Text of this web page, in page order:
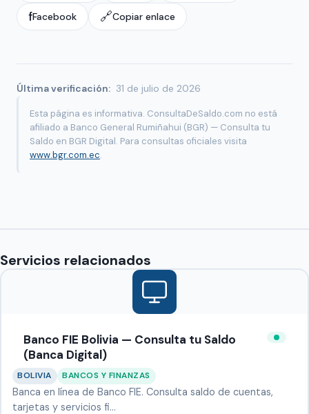
fFacebook 🔗Copiar enlace
Última verificación: 31 de julio de 2026
Esta página es informativa. ConsultaDeSaldo.com no está
afiliado a Banco General Rumiñahui (BGR) — Consulta tu
Saldo en BGR Digital. Para consultas oficiales visita
www.bgr.com.ec.
Servicios relacionados
Banco FIE Bolivia — Consulta tu Saldo
(Banca Digital)
BOLIVIA BANCOS Y FINANZAS
Banca en línea de Banco FIE. Consulta saldo de cuentas,
tarjetas y servicios fi…